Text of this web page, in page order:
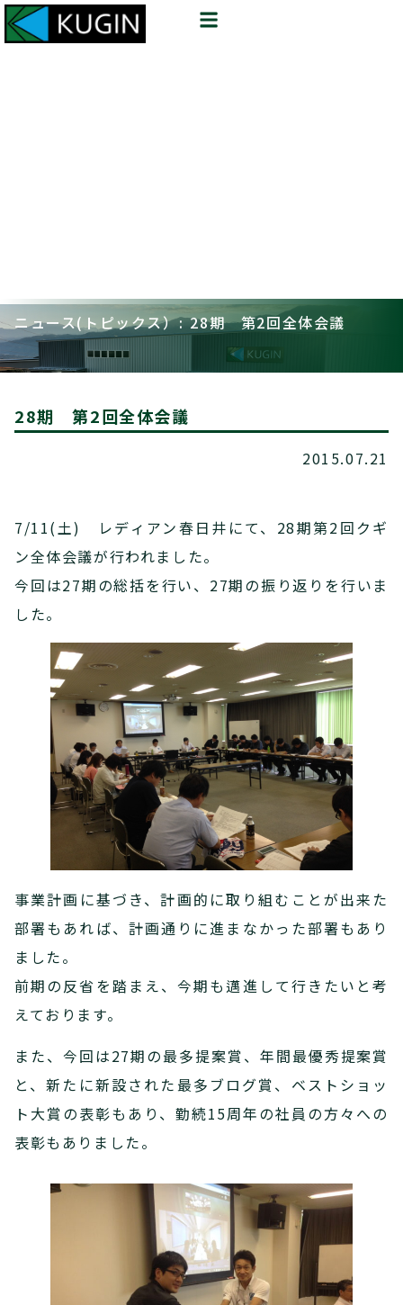
ニュース(トピックス）: 28期 第2回全体会議
28期 第2回全体会議
2015.07.21
7/11(土) レディアン春日井にて、28期第2回クギ
ン全体会議が行われました。
今回は27期の総括を行い、27期の振り返りを行いま
した。
事業計画に基づき、計画的に取り組むことが出来た
部署もあれば、計画通りに進まなかった部署もあり
ました。
前期の反省を踏まえ、今期も邁進して行きたいと考
えております。
また、今回は27期の最多提案賞、年間最優秀提案賞
と、新たに新設された最多ブログ賞、ベストショッ
ト大賞の表彰もあり、勤続15周年の社員の方々への
表彰もありました。